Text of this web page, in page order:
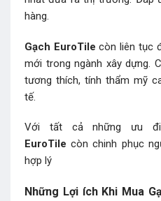
hàng.
Gạch EuroTile còn liên tục
mới trong ngành xây dựng.
tương thích, tính thẩm mỹ
tế.
Với tất cả những ưu
EuroTilecòn chinh phục
hợp lý
Những Lợi ích Khi Mua